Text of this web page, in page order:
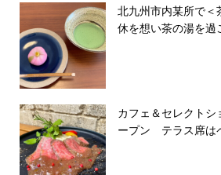
北九州市内某所で
休を想い茶の湯を過
カフェ＆セレクト
ープン テラス席は